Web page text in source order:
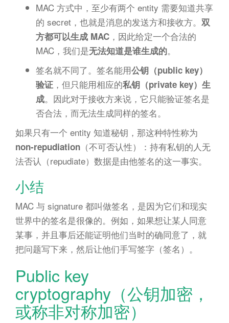
MAC 方式中，至少有两个 entity 需要知道共享
的 secret，也就是消息的发送方和接收方。 双
方都可以生成 MAC ，因此给定一个合法的
MAC，我们是无法知道是谁生成的。
签名就不同了。签名能用公钥（public key）
验证 ，但只能用相应的私钥（private key）生
成。因此对于接收方来说，它只能验证签名是
否合法，而无法生成同样的签名。
如果只有一个 entity 知道秘钥，那这种特性称为
non-repudiation （不可否认性）：持有私钥的人无
法否认（repudiate）数据是由他签名的这一事实。
小结
MAC 与 signature 都叫做签名，是因为它们和现实
世界中的签名是很像的。例如，如果想让某人同意
某事，并且事后还能证明他们当时的确同意了，就
把问题写下来，然后让他们手写签字（签名）。
Public key
cryptography（公钥加密，
或称非对称加密）